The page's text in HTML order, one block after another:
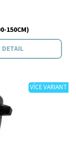
150CM)
DETAIL
VÍCE VARIANT